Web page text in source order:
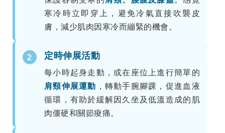
寒冷時立即穿上，避免冷氣直接吹襲皮
膚，減少肌肉因寒冷而繃緊的機會。
2 定時伸展活動
每小時起身走動，或在座位上進行簡單的
肩頸伸展運動 ，轉動手腕腳踝，促進血液
循環，有助於緩解因久坐及低溫造成的肌
肉僵硬和關節痠痛。